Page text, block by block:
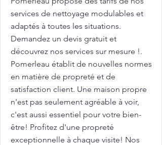
services de nettoyage modulables et
adaptés à toutes les situations.
Demandez un devis gratuit et
découvrez nos services sur mesure !.
Pomerleau établit de nouvelles normes
en matière de propreté et de
satisfaction client. Une maison propre
n'est pas seulement agréable à voir,
c'est aussi essentiel pour votre bien-
être! Profitez d'une propreté
exceptionnelle à chaque visite! Nos